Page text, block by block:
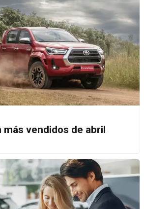
más vendidos de abril